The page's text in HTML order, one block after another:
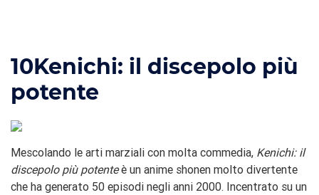
10Kenichi: il discepolo più
potente
Mescolando le arti marziali con molta commedia, Kenichi: il
discepolo più potenteè un anime shonen molto divertente
che ha generato 50 episodi negli anni 2000. Incentrato su un